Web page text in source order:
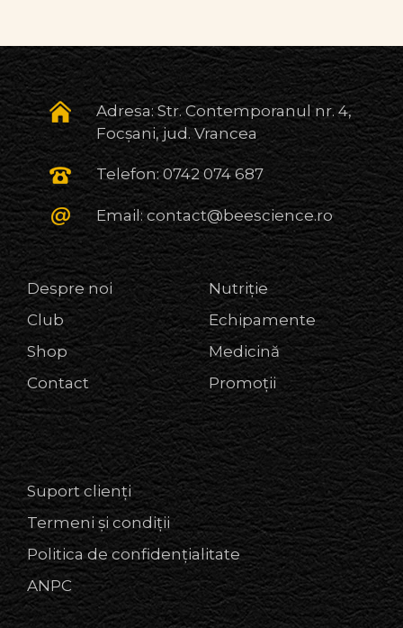
Adresa: Str. Contemporanul nr. 4,
Focșani, jud. Vrancea
Telefon:0742 074 687
Email:contact@beescience.ro
Despre noi
Club
Shop
Contact
Nutriție
Echipamente
Medicină
Promoții
Suport clienți
Termeni și condiții
Politica de confidențialitate
ANPC